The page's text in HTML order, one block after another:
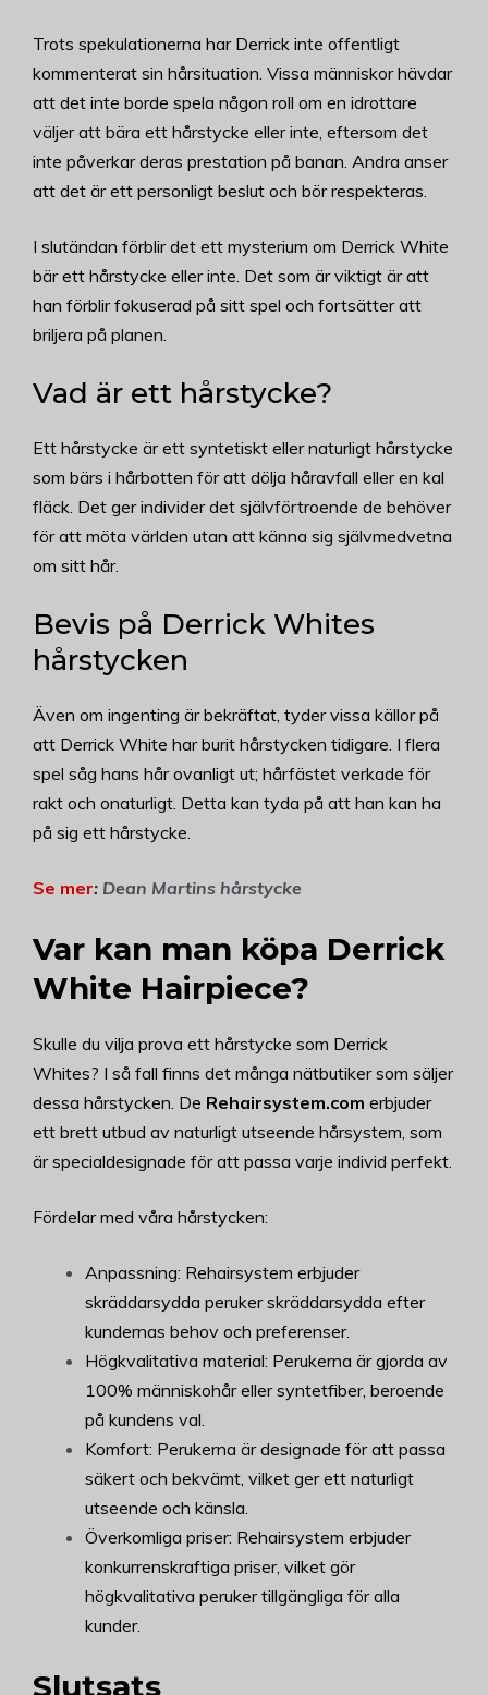
Trots spekulationerna har Derrick inte offentligt
kommenterat sin hårsituation. Vissa människor hävdar
att det inte borde spela någon roll om en idrottare
väljer att bära ett hårstycke eller inte, eftersom det
inte påverkar deras prestation på banan. Andra anser
att det är ett personligt beslut och bör respekteras.
I slutändan förblir det ett mysterium om Derrick White
bär ett hårstycke eller inte. Det som är viktigt är att
han förblir fokuserad på sitt spel och fortsätter att
briljera på planen.
Vad är ett hårstycke?
Ett hårstycke är ett syntetiskt eller naturligt hårstycke
som bärs i hårbotten för att dölja håravfall eller en kal
fläck. Det ger individer det självförtroende de behöver
för att möta världen utan att känna sig självmedvetna
om sitt hår.
Bevis på Derrick Whites
hårstycken
Även om ingenting är bekräftat, tyder vissa källor på
att Derrick White har burit hårstycken tidigare. I flera
spel såg hans hår ovanligt ut; hårfästet verkade för
rakt och onaturligt. Detta kan tyda på att han kan ha
på sig ett hårstycke.
Se mer: Dean Martins hårstycke
Var kan man köpa Derrick
White Hairpiece?
Skulle du vilja prova ett hårstycke som Derrick
Whites? I så fall finns det många nätbutiker som säljer
dessa hårstycken. De Rehairsystem.com erbjuder
ett brett utbud av naturligt utseende hårsystem, som
är specialdesignade för att passa varje individ perfekt.
Fördelar med våra hårstycken:
Anpassning: Rehairsystem erbjuder
skräddarsydda peruker skräddarsydda efter
kundernas behov och preferenser.
Högkvalitativa material: Perukerna är gjorda av
100% människohår eller syntetfiber, beroende
på kundens val.
Komfort: Perukerna är designade för att passa
säkert och bekvämt, vilket ger ett naturligt
utseende och känsla.
Överkomliga priser: Rehairsystem erbjuder
konkurrenskraftiga priser, vilket gör
högkvalitativa peruker tillgängliga för alla
kunder.
Slutsats